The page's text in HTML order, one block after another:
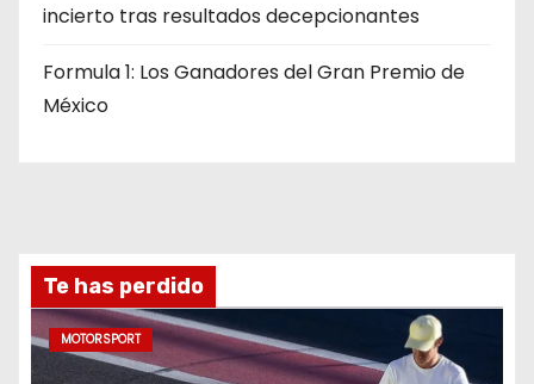
incierto tras resultados decepcionantes
Formula 1: Los Ganadores del Gran Premio de
México
Te has perdido
MOTORSPORT